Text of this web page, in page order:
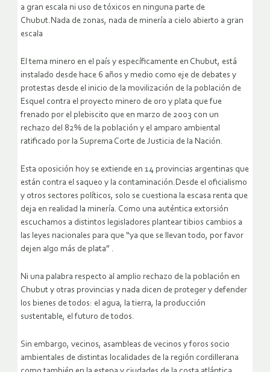
a gran escala ni uso de tóxicos en ninguna parte de
Chubut.Nada de zonas, nada de minería a cielo abierto a gran
escala
El tema minero en el país y específicamente en Chubut, está
instalado desde hace 6 años y medio como eje de debates y
protestas desde el inicio de la movilización de la población de
Esquel contra el proyecto minero de oro y plata que fue
frenado por el plebiscito que en marzo de 2003 con un
rechazo del 82% de la población y el amparo ambiental
ratificado por la Suprema Corte de Justicia de la Nación.
Esta oposición hoy se extiende en 14 provincias argentinas que
están contra el saqueo y la contaminación.Desde el oficialismo
y otros sectores políticos, solo se cuestiona la escasa renta que
deja en realidad la minería. Como una auténtica extorsión
escuchamos a distintos legisladores plantear tibios cambios a
las leyes nacionales para que “ya que se llevan todo, por favor
dejen algo más de plata” .
Ni una palabra respecto al amplio rechazo de la población en
Chubut y otras provincias y nada dicen de proteger y defender
los bienes de todos: el agua, la tierra, la producción
sustentable, el futuro de todos.
Sin embargo, vecinos, asambleas de vecinos y foros socio
ambientales de distintas localidades de la región cordillerana